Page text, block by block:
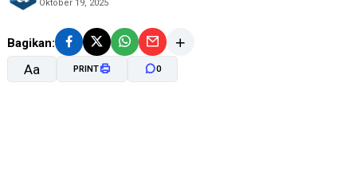
Oktober 19, 2025
Bagikan:
Aa PRINT 0